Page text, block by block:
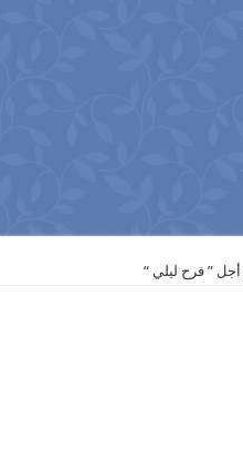
” فرح ليلي “